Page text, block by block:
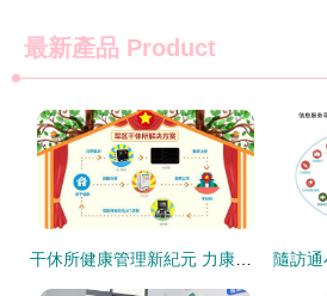
最新產品 Product